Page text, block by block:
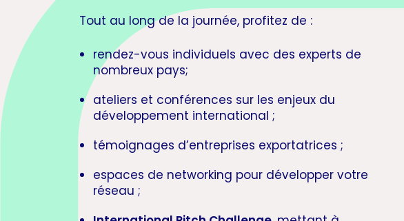
Tout au long de la journée, profitez de :
rendez-vous individuels avec des experts de
nombreux pays;
ateliers et conférences sur les enjeux du
développement international ;
témoignages d’entreprises exportatrices ;
espaces de networking pour développer votre
réseau ;